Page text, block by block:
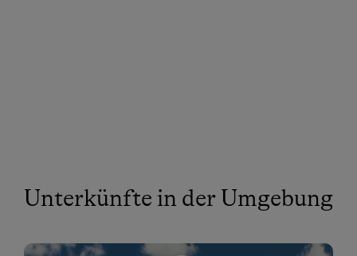
Unterkünfte in der Umgebung